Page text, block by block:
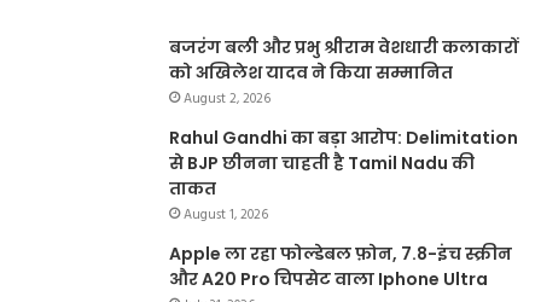
बजरंग बली और प्रभु श्रीराम वेशधारी कलाकारों
को अखिलेश यादव ने किया सम्मानित
August 2, 2026
Rahul Gandhi का बड़ा आरोप: Delimitation
से BJP छीनना चाहती है Tamil Nadu की
ताकत
August 1, 2026
Apple ला रहा फोल्डेबल फ़ोन, 7.8-इंच स्क्रीन
और A20 Pro चिपसेट वाला Iphone Ultra